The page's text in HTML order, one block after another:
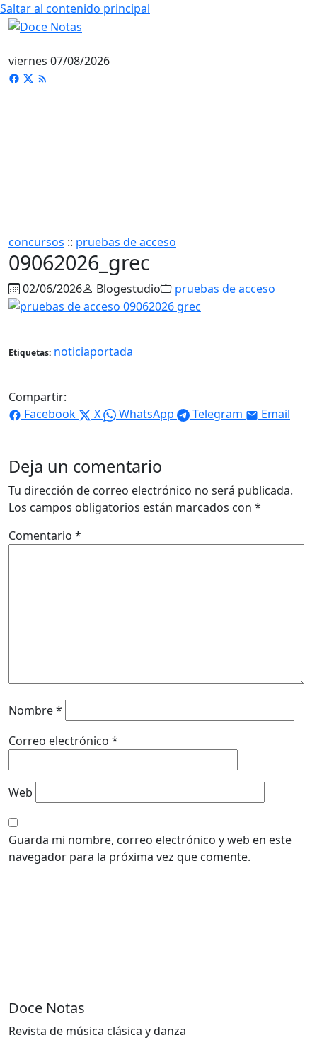
Saltar al contenido principal
viernes 07/08/2026
concursos :: pruebas de acceso
09062026_grec
02/06/2026 Blogestudio pruebas de acceso
Etiquetas: noticiaportada
Compartir:
Facebook
X WhatsApp Telegram Email
Deja un comentario
Tu dirección de correo electrónico no será publicada.
Los campos obligatorios están marcados con *
Comentario *
Nombre*
Correo electrónico *
Web
Guarda mi nombre, correo electrónico y web en este
navegador para la próxima vez que comente.
Doce Notas
Revista de música clásica y danza